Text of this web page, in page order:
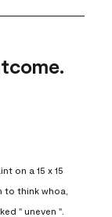
on a 15 x 15
to think whoa,
" uneven ".